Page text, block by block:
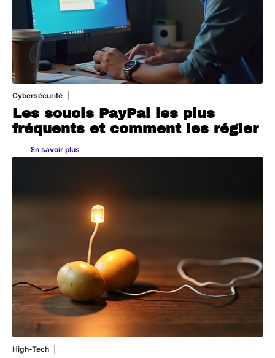
Cybersécurité
Les soucis PayPal les plus
fréquents et comment les régler
En savoir plus
High-Tech